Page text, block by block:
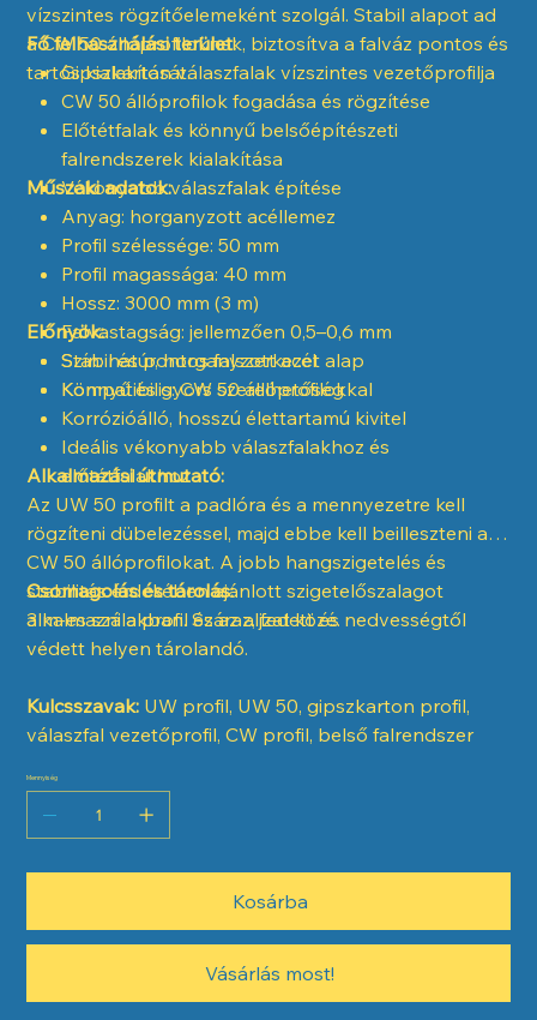
vízszintes rögzítőelemeként szolgál. Stabil alapot ad
a CW 50 állóprofiloknak, biztosítva a falváz pontos és
tartós kialakítását.
Fő felhasználási terület:
Gipszkarton válaszfalak vízszintes vezetőprofilja
CW 50 állóprofilok fogadása és rögzítése
Előtétfalak és könnyű belsőépítészeti
falrendszerek kialakítása
Vékonyabb válaszfalak építése
Műszaki adatok:
Anyag: horganyzott acéllemez
Profil szélessége: 50 mm
Profil magassága: 40 mm
Hossz: 3000 mm (3 m)
Falvastagság: jellemzően 0,5–0,6 mm
Szín: natúr, horganyzott acél
Kompatibilis: CW 50 állóprofilokkal
Előnyök:
Stabil és pontos falszerkezet alap
Könnyű és gyors szerelhetőség
Korrózióálló, hosszú élettartamú kivitel
Ideális vékonyabb válaszfalakhoz és
előtétfalakhoz
Alkalmazási útmutató:
Az UW 50 profilt a padlóra és a mennyezetre kell
rögzíteni dübelezéssel, majd ebbe kell beilleszteni a
CW 50 állóprofilokat. A jobb hangszigetelés és
stabilitás érdekében ajánlott szigetelőszalagot
alkalmazni a profil és az aljzat közé.
Csomagolás és tárolás:
3 m-es szálakban. Száraz, fedett és nedvességtől
védett helyen tárolandó.
Kulcsszavak: UW profil, UW 50, gipszkarton profil,
válaszfal vezetőprofil, CW profil, belső falrendszer
Mennyiség
Kosárba
Vásárlás most!